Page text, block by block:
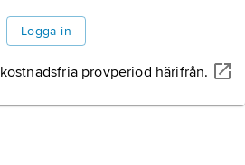
Logga in
provperiod härifrån.